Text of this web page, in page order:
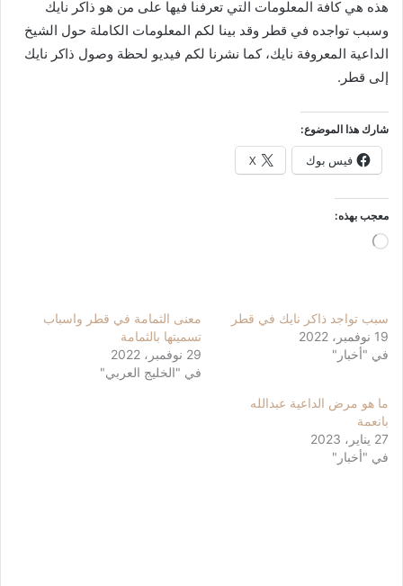
هذه هي كافة المعلومات التي تعرفنا فيها على من هو ذاكر نايك
وسبب تواجده في قطر وقد بينا لكم المعلومات الكاملة حول الشيخ
الداعية المعروفة نايك، كما نشرنا لكم فيديو لحظة وصول ذاكر نايك
إلى قطر.
شارك هذا الموضوع:
فيس بوك X
معجب بهذه:
جاري
سبب تواجد ذاكر نايك في قطر
19 نوفمبر، 2022
في "أخبار"
معنى الثمامة في قطر واسباب
تسميتها بالثمامة
29 نوفمبر، 2022
في "الخليج العربي"
ما هو مرض الداعية عبدالله
بانعمة
27 يناير، 2023
في "أخبار"